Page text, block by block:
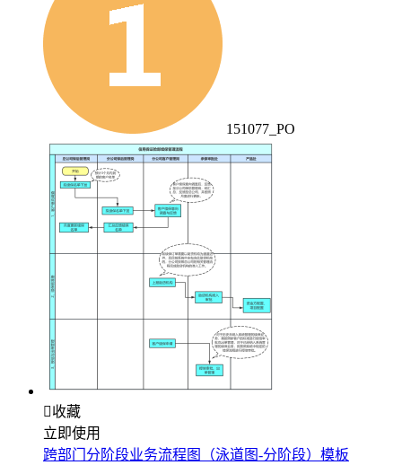
151077_PO
收藏
立即使用
跨部门分阶段业务流程图（泳道图-分阶段）模板